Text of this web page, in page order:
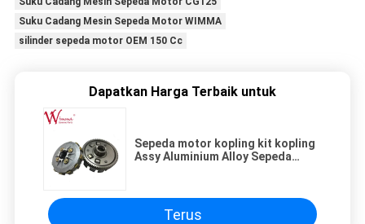
Suku Cadang Mesin Sepeda Motor WIMMA
silinder sepeda motor OEM 150 Cc
Dapatkan Harga Terbaik untuk
Sepeda motor kopling kit kopling
Assy Aluminium Alloy Sepeda
Terus